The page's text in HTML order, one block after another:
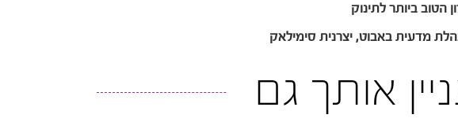
ביותר לתינוק
מדעית באבוט, יצרנית סימילאק
אותך גם